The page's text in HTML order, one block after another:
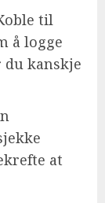
til
å logge
kanskje
at